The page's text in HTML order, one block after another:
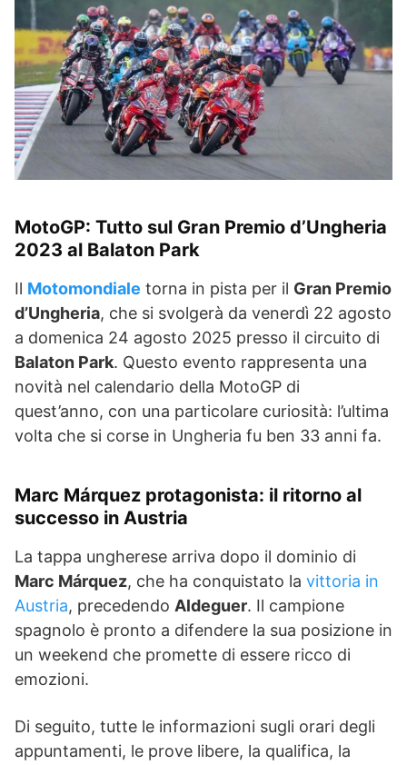
MotoGP: Tutto sul Gran Premio d’Ungheria
2023 al Balaton Park
Il Motomondiale torna in pista per il Gran Premio
d’Ungheria, che si svolgerà da venerdì 22 agosto
a domenica 24 agosto 2025 presso il circuito di
Balaton Park. Questo evento rappresenta una
novità nel calendario della MotoGP di
quest’anno, con una particolare curiosità: l’ultima
volta che si corse in Ungheria fu ben 33 anni fa.
Marc Márquez protagonista: il ritorno al
successo in Austria
La tappa ungherese arriva dopo il dominio di
Marc Márquez, che ha conquistato la vittoria in
Austria, precedendo Aldeguer. Il campione
spagnolo è pronto a difendere la sua posizione in
un weekend che promette di essere ricco di
emozioni.
Di seguito, tutte le informazioni sugli orari degli
appuntamenti, le prove libere, la qualifica, la